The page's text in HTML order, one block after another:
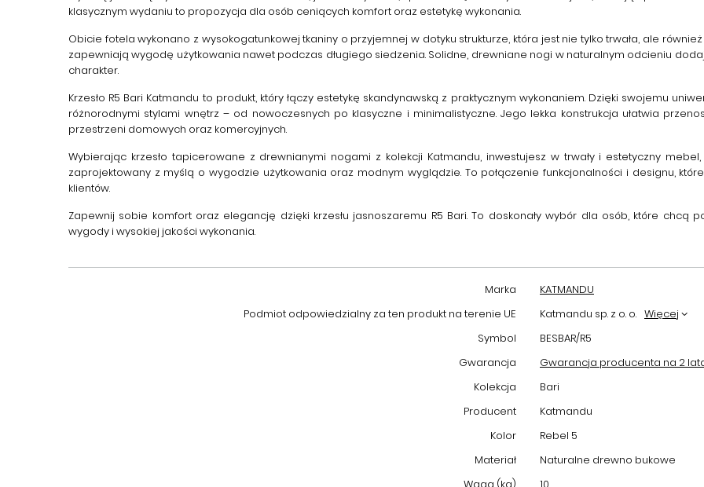
klasycznym wydaniu to propozycja dla osób ceniących komfort oraz estetykę wykonania.
Obicie fotela wykonano z wysokogatunkowej tkaniny o przyjemnej w dotyku strukturze, która jest nie tylko trwała, ale
zapewniają wygodę użytkowania nawet podczas długiego siedzenia. Solidne, drewniane nogi w naturalnym odcieniu
charakter.
Krzesło R5 Bari Katmandu to produkt, który łączy estetykę skandynawską z praktycznym wykonaniem. Dzięki swojemu
różnorodnymi stylami wnętrz – od nowoczesnych po klasyczne i minimalistyczne. Jego lekka konstrukcja ułatwia
przestrzeni domowych oraz komercyjnych.
Wybierając krzesło tapicerowane z drewnianymi nogami z kolekcji Katmandu, inwestujesz w trwały i estetyczny
zaprojektowany z myślą o wygodzie użytkowania oraz modnym wyglądzie. To połączenie funkcjonalności i designu,
klientów.
Zapewnij sobie komfort oraz elegancję dzięki krzesłu jasnoszaremu R5 Bari. To doskonały wybór dla osób, które chcą
wygody i wysokiej jakości wykonania.
Marka
KATMANDU
Podmiot odpowiedzialny za ten produkt na terenie UE
Katmandu sp. z o. o. Więcej
Symbol
BESBAR/R5
Gwarancja
Gwarancja producenta na 2
Kolekcja
Bari
Producent
Katmandu
Kolor
Rebel 5
Materiał
Naturalne drewno bukowe